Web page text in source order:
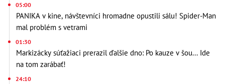
05:00
PANIKA v kine, návštevníci hromadne opustili sálu! Spider-Man
mal problém s vetrami
01:30
Markizácky súťažiaci prerazil ďalšie dno: Po kauze v šou... Ide
na tom zarábať!
24:10